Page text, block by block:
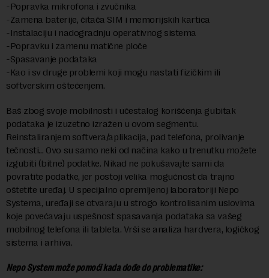
-Popravka mikrofona i zvučnika
-Zamena baterije, čitača SIM i memorijskih kartica
-Instalaciju i nadogradnju operativnog sistema
-Popravku i zamenu matične ploče
-Spasavanje podataka
-Kao i sv druge problemi koji mogu nastati fizičkim ili
softverskim oštećenjem.
Baš zbog svoje mobilnosti i učestalog korišćenja gubitak
podataka je izuzetno izražen u ovom segmentu.
Reinstaliranjem softvera/aplikacija, pad telefona, prolivanje
tečnosti… Ovo su samo neki od načina kako u trenutku možete
izgubiti (bitne) podatke. Nikad ne pokušavajte sami da
povratite podatke, jer postoji velika mogućnost da trajno
oštetite uređaj. U specijalno opremljenoj laboratoriji Nepo
Systema, uređaji se otvaraju u strogo kontrolisanim uslovima
koje povećavaju uspešnost spasavanja podataka sa vašeg
mobilnog telefona ili tableta. Vrši se analiza hardvera, logičkog
sistema i arhiva.
Nepo System može pomoći kada dođe do problematike: